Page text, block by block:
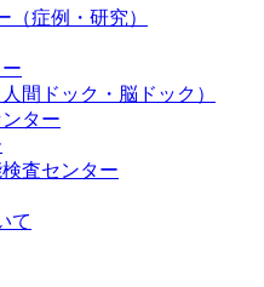
（症例・研究）
間ドック・脳ドック）
ター
査センター
て